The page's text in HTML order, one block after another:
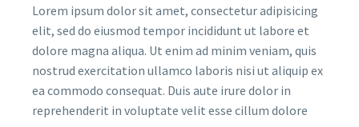
Lorem ipsum dolor sit amet, consectetur adipisicing
elit, sed do eiusmod tempor incididunt ut labore et
dolore magna aliqua. Ut enim ad minim veniam, quis
nostrud exercitation ullamco laboris nisi ut aliquip ex
ea commodo consequat. Duis aute irure dolor in
reprehenderit in voluptate velit esse cillum dolore